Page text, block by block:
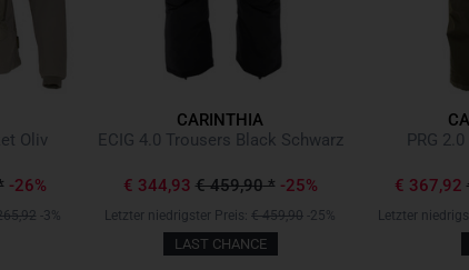
Oliv
-26%
-3%
CARINTHIA
ECIG 4.0 Trousers Black Schwarz
€ 344,93 € 459,90* -25%
Letzter niedrigster Preis: € 459,90 -25%
LAST CHANCE
PRG
€ 367,92
Letzter